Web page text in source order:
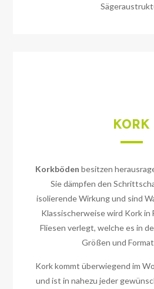
KORK
Korkböden besitzen
Sie dämpfen den
isolierende Wirkung und sind
Klassischerweise wird Kork in
Fliesen verlegt, welche es in
Größen und
Kork kommt überwiegend im
und ist in nahezu jeder